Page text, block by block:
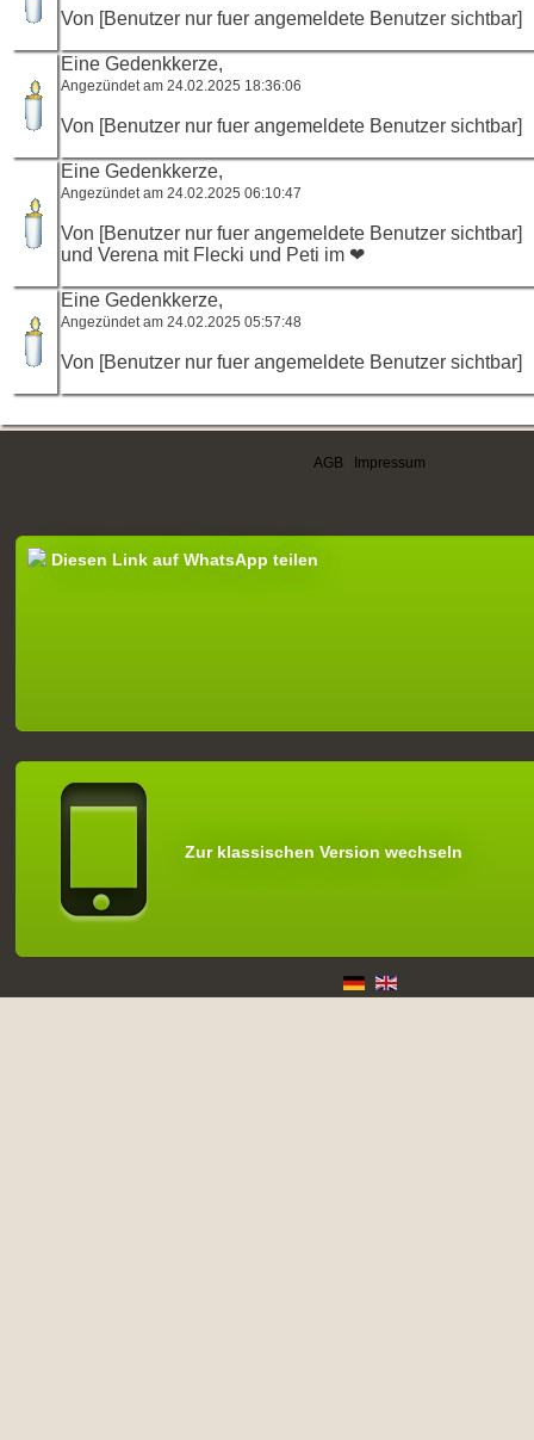
Von [Benutzer nur fuer angemeldete Benutzer sichtbar]
Eine Gedenkkerze,
Angezündet am 24.02.2025 18:36:06
Von [Benutzer nur fuer angemeldete Benutzer sichtbar]
Eine Gedenkkerze,
Angezündet am 24.02.2025 06:10:47
Von [Benutzer nur fuer angemeldete Benutzer sichtbar]
und Verena mit Flecki und Peti im ❤
Eine Gedenkkerze,
Angezündet am 24.02.2025 05:57:48
Von [Benutzer nur fuer angemeldete Benutzer sichtbar]
AGB Impressum
Diesen Link auf WhatsApp teilen
Zur klassischen Version wechseln